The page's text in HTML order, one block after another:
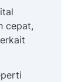
cepat,